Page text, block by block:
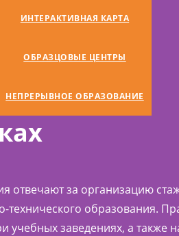
ИНТЕРАКТИВНАЯ КАРТА
ОБРАЗЦОВЫЕ ЦЕНТРЫ
НЕПРЕРЫВНОЕ ОБРАЗОВАНИЕ
отвечают за организацию
образования.
учебных заведениях, а также